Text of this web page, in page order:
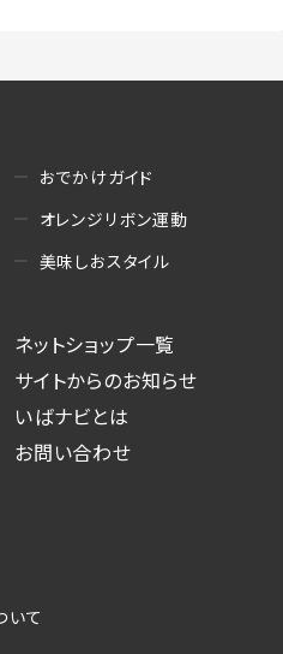
おでかけガイド
オレンジリボン運動
美味しおスタイル
ネットショップ一覧
サイトからのお知らせ
いばナビとは
お問い合わせ
いて